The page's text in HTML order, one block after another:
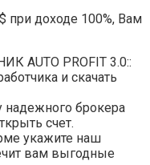
при доходе 100%, Вам
AUTO PROFIT 3.0::
и скачать
надежного брокера
счет.
укажите наш
вам выгодные